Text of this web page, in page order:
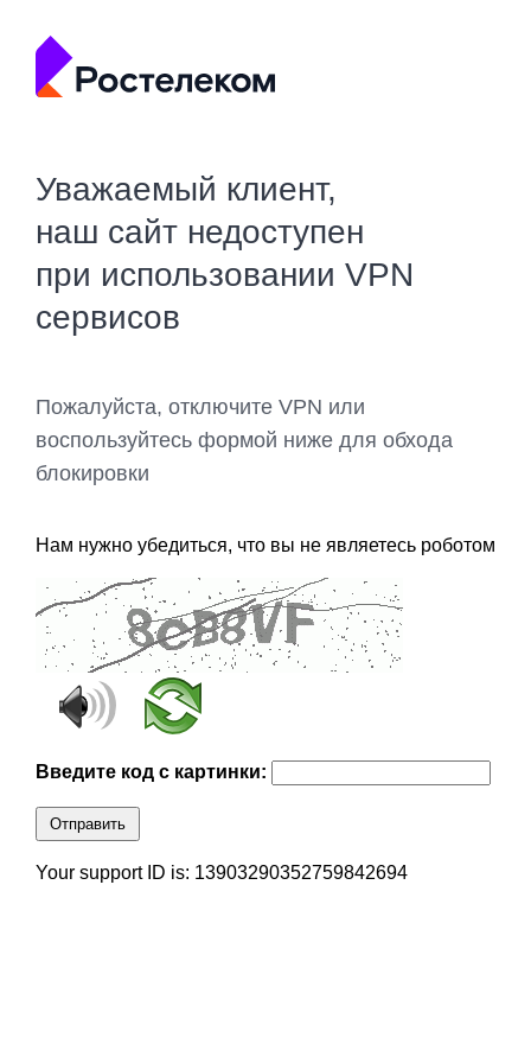
Уважаемый клиент,
наш сайт недоступен
при использовании VPN
сервисов
Пожалуйста, отключите VPN или
воспользуйтесь формой ниже для обхода
блокировки
Нам нужно убедиться, что вы не являетесь роботом
Введите код с картинки:
Отправить
Your support ID is: 13903290352759842694